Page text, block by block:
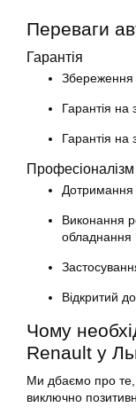
Переваги
Гарантія
Збереження
Гарантія на
Гарантія на
Професіоналізм
Дотримання
Виконання
обладнання
Відкритий
Чому
Renault у
Ми дбаємо про
виключно